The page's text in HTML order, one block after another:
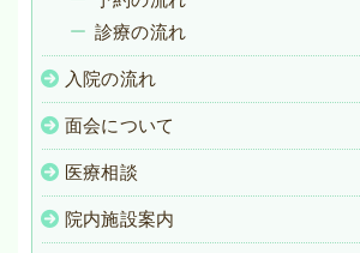
診療の流れ
入院の流れ
面会について
医療相談
院内施設案内